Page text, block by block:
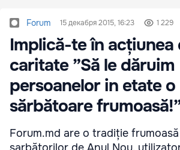
Forum 15 декабря 2015, 16:23 1 229
Implică-te în acțiunea
caritate ”Să le dăruim
persoanelor in etate o
sărbătoare
Forum.md are o tradiție